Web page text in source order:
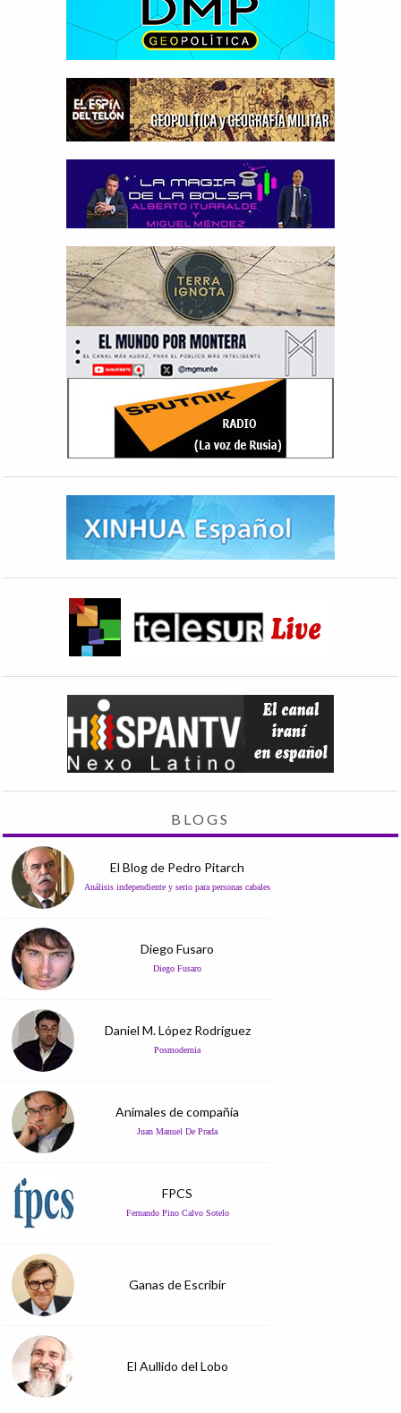
BLOGS
El Blog de Pedro Pitarch
Análisis independiente y serio para personas cabales
Diego Fusaro
Diego Fusaro
Daniel M. López Rodríguez
Posmodernia
Animales de compañía
Juan Manuel De Prada
FPCS
Fernando Pino Calvo Sotelo
Ganas de Escribir
El Aullido del Lobo